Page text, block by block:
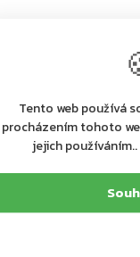
Tento web používá
procházením tohoto
jejich